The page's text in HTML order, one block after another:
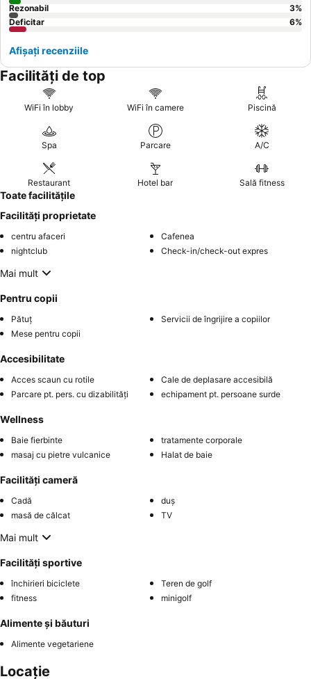
Rezonabil
3%
Deficitar
6%
Afișați recenziile
Facilități de top
WiFi în lobby WiFi în camere Piscină
Spa Parcare A/C
Restaurant Hotel bar Sală fitness
Toate facilitățile
Facilități proprietate
centru afaceri
Cafenea
nightclub
Check-in/check-out expres
Mai mult
Pentru copii
Pătuț
Servicii de îngrijire a copiilor
Mese pentru copii
Accesibilitate
Acces scaun cu rotile
Cale de deplasare accesibilă
Parcare pt. pers. cu dizabilități
echipament pt. persoane surde
Wellness
Baie fierbinte
tratamente corporale
masaj cu pietre vulcanice
Halat de baie
Facilități cameră
Cadă
duș
masă de călcat
TV
Mai mult
Facilități sportive
închirieri biciclete
Teren de golf
fitness
minigolf
Alimente și băuturi
Alimente vegetariene
Locație